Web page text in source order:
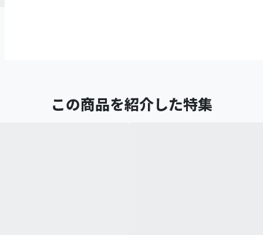
この商品を紹介した特集